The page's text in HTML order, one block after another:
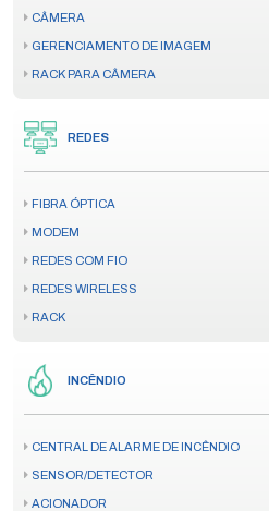
CÂMERA
GERENCIAMENTO DE IMAGEM
RACK PARA CÂMERA
REDES
FIBRA ÓPTICA
MODEM
REDES COM FIO
REDES WIRELESS
RACK
INCÊNDIO
CENTRAL DE ALARME DE INCÊNDIO
SENSOR/DETECTOR
ACIONADOR